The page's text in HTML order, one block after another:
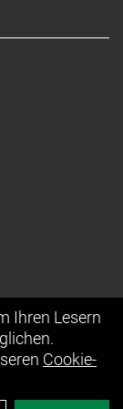
Ihren Lesern
Cookie-